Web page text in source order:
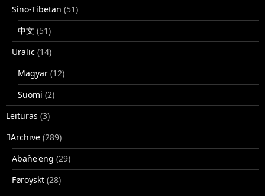
Sino-Tibetan (51)
中文 (51)
Uralic (14)
Magyar (12)
Suomi (2)
Leituras (3)
􏿽Archive (289)
Abañe'eng (29)
Føroyskt (28)